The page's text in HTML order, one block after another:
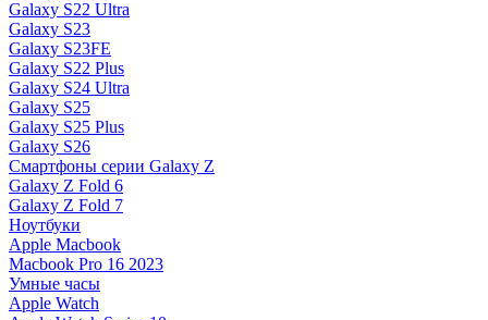
Galaxy S22 Ultra
Galaxy S23
Galaxy S23FE
Galaxy S22 Plus
Galaxy S24 Ultra
Galaxy S25
Galaxy S25 Plus
Galaxy S26
Смартфоны серии Galaxy Z
Galaxy Z Fold 6
Galaxy Z Fold 7
Ноутбуки
Apple Macbook
Macbook Pro 16 2023
Умные часы
Apple Watch